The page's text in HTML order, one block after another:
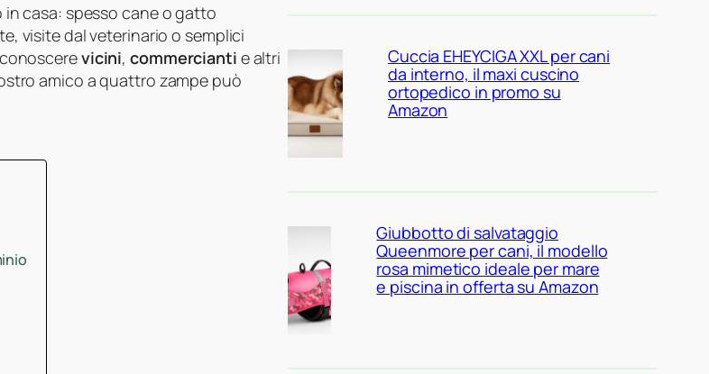
casa: spesso cane o gatto
visite dal veterinario o semplici
vicini,commercianti e altri
amico a quattro zampe può
Cuccia EHEYCIGA XXL per cani
da interno, il maxi cuscino
ortopedico in promo su
Amazon
Giubbotto di salvataggio
Queenmore per cani, il modello
rosa mimetico ideale per mare
e piscina in offerta su Amazon